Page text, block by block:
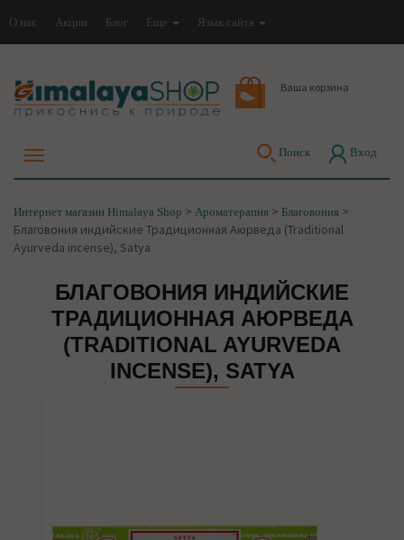
О нас Акции Блог Еще Язык сайта
Ваша корзина
Поиск Вход
Интернет магазин Himalaya Shop > Ароматерапия > Благовония >
Благовония индийские Традиционная Аюрведа (Traditional
Ayurveda incense), Satya
БЛАГОВОНИЯ ИНДИЙСКИЕ
ТРАДИЦИОННАЯ АЮРВЕДА
(TRADITIONAL AYURVEDA
INCENSE), SATYA